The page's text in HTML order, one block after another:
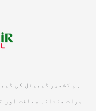
ہم کشمیر ڈیجیٹل کی
جرات مندانہ صحافت اور